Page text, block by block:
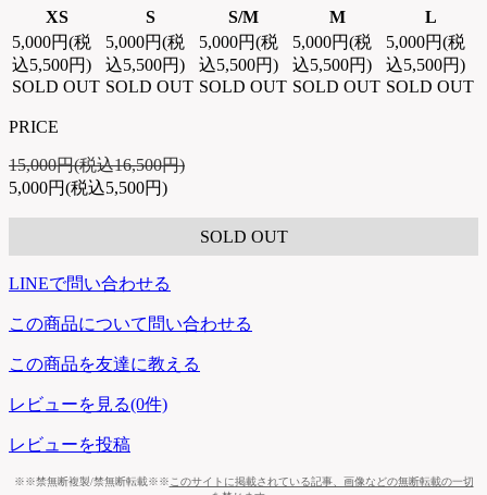
XS S S/M M
L
5,000円(税
込5,500円)
SOLD OUT
5,000円(税
込5,500円)
SOLD OUT
5,000円(税
込5,500円)
SOLD OUT
5,000円(税
込5,500円)
SOLD OUT
5,000円(税
込5,500円)
SOLD OUT
PRICE
15,000円(税込16,500円)
5,000円(税込5,500円)
SOLD OUT
LINEで問い合わせる
この商品について問い合わせる
この商品を友達に教える
レビューを見る(0件)
レビューを投稿
※※禁無断複製/禁無断転載※※ このサイトに掲載されている記事、画像などの無断転載の一切